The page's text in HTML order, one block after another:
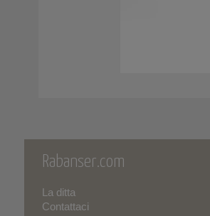
Rabanser.com
La ditta
Contattaci